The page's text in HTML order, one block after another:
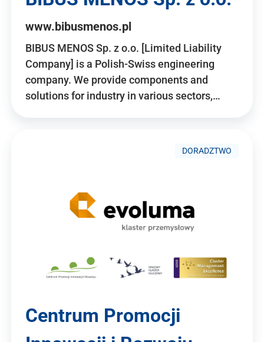
www.bibusmenos.pl
BIBUS MENOS Sp. z o.o. [Limited Liability
Company] is a Polish-Swiss engineering
company. We provide components and
solutions for industry in various sectors,…
DORADZTWO
Centrum Promocji